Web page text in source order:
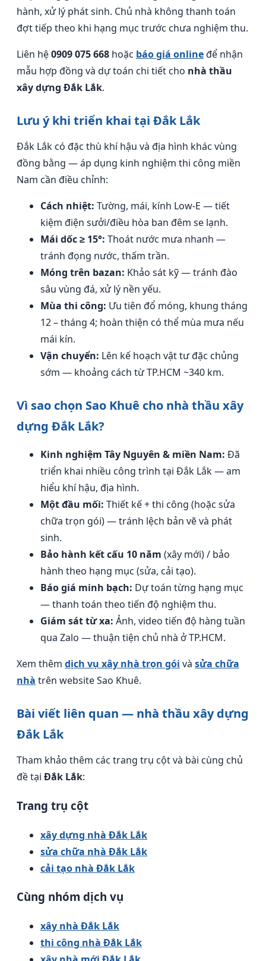
hành, xử lý phát sinh. Chủ nhà không thanh toán
đợt tiếp theo khi hạng mục trước chưa nghiệm thu.
Liên hệ0909 075 668 hoặc báo giá onlineđể nhận
mẫu hợp đồng và dự toán chi tiết cho nhà thầu
xây dựng Đắk Lắk.
Lưu ý khi triển khai tại Đắk Lắk
Đắk Lắk có đặc thù khí hậu và địa hình khác vùng
đồng bằng — áp dụng kinh nghiệm thi công miền
Nam cần điều chỉnh:
Cách nhiệt: Tường, mái, kính Low-E — tiết
kiệm điện sưởi/điều hòa ban đêm se lạnh.
Mái dốc ≥ 15°: Thoát nước mưa nhanh —
tránh đọng nước, thấm trần.
Móng trên bazan: Khảo sát kỹ — tránh đào
sâu vùng đá, xử lý nền yếu.
Mùa thi công: Ưu tiên đổ móng, khung tháng
12 – tháng 4; hoàn thiện có thể mùa mưa nếu
mái kín.
Vận chuyển: Lên kế hoạch vật tư đặc chủng
sớm — khoảng cách từ TP.HCM ~340 km.
Vì sao chọn Sao Khuê cho nhà thầu xây
dựng Đắk Lắk?
Kinh nghiệm Tây Nguyên & miền Nam: Đã
triển khai nhiều công trình tại Đắk Lắk — am
hiểu khí hậu, địa hình.
Một đầu mối: Thiết kế + thi công (hoặc sửa
chữa trọn gói) — tránh lệch bản vẽ và phát
sinh.
Bảo hành kết cấu 10 năm (xây mới) / bảo
hành theo hạng mục (sửa, cải tạo).
Báo giá minh bạch: Dự toán từng hạng mục
— thanh toán theo tiến độ nghiệm thu.
Giám sát từ xa: Ảnh, video tiến độ hàng tuần
qua Zalo — thuận tiện chủ nhà ở TP.HCM.
Xem thêm dịch vụ xây nhà trọn gói và sửa chữa
nhà trên website Sao Khuê.
Bài viết liên quan — nhà thầu xây dựng
Đắk Lắk
Tham khảo thêm các trang trụ cột và bài cùng chủ
đề tại Đắk Lắk:
Trang trụ cột
xây dựng nhà Đắk Lắk
sửa chữa nhà Đắk Lắk
cải tạo nhà Đắk Lắk
Cùng nhóm dịch vụ
xây nhà Đắk Lắk
thi công nhà Đắk Lắk